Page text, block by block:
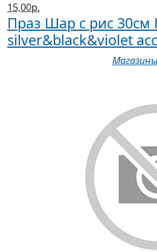
15,00р.
Праз Шар с рис 30см
silver&black&violet
Магазины